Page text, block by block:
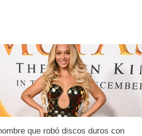
que robó discos duros con